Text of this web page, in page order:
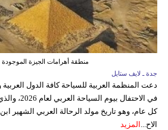
منطقة أهرامات الجيزة
جدة ـ لايف ستايل
دعت المنظمة العربية للسياحة كافة الدول
كل عام، وهو تاريخ مولد الرحالة العربي الشهير
الاح... المزيد